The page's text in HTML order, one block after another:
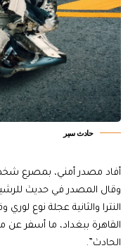
حادث سير
أفاد مصدر أمني، بمصرع
وقال المصدر في حديث
النترا والثانية عجلة نوع
القاهرة ببغداد، ما أسفر
الحادث”.